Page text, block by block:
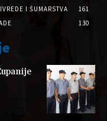
I ŠUMARSTVA
161
130